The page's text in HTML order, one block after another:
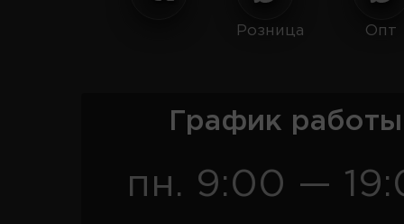
Розница Опт
График
пн. 9:00 —